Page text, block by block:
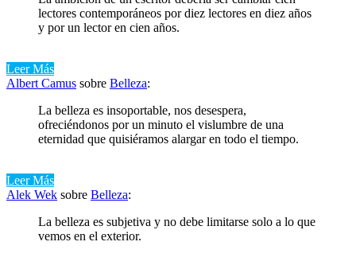
lectores contemporáneos por diez lectores en diez años
y por un lector en cien años.
Leer Más
Albert Camus sobre Belleza:
La belleza es insoportable, nos desespera,
ofreciéndonos por un minuto el vislumbre de una
eternidad que quisiéramos alargar en todo el tiempo.
Leer Más
Alek Wek sobre Belleza:
La belleza es subjetiva y no debe limitarse solo a lo que
vemos en el exterior.